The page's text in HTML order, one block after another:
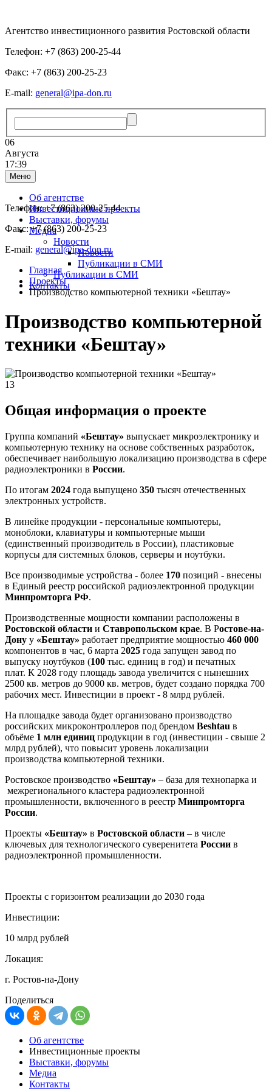
Агентство инвестиционного развития Ростовской области
Телефон: +7 (863) 200-25-44
Факс: +7 (863) 200-25-23
E-mail: general@ipa-don.ru
06
Августа
17:39
Меню
Об агентстве
Инвестиционные проекты
Выставки, форумы
Медиа
Новости
Новости
Публикации в СМИ
Публикации в СМИ
Контакты
Телефон: +7 (863) 200-25-44
Факс: +7 (863) 200-25-23
E-mail: general@ipa-don.ru
Главная
Проекты
Производство компьютерной техники «Бештау»
Производство компьютерной
техники «Бештау»
13
Общая информация о проекте
Группа компаний «Бештау» выпускает микроэлектронику и
компьютерную технику на основе собственных разработок,
обеспечивает наибольшую локализацию производства в сфере
радиоэлектроники в России.
По итогам 2024 года выпущено 350 тысяч отечественных
электронных устройств.
В линейке продукции - персональные компьютеры,
моноблоки, клавиатуры и компьютерные мыши
(единственный производитель в России), пластиковые
корпусы для системных блоков, серверы и ноутбуки.
Все производимые устройства - более 170 позиций - внесены
в Единый реестр российской радиоэлектронной продукции
Минпромторга РФ.
Производственные мощности компании расположены в
Ростовской области и Ставропольском крае. В Ростове-на-
Дону у «Бештау» работает предприятие мощностью 460 000
компонентов в час, 6 марта 2025 года запущен завод по
выпуску ноутбуков (100 тыс. единиц в год) и печатных
плат. К 2028 году площадь завода увеличится с нынешних
2500 кв. метров до 9000 кв. метров, будет создано порядка 700
рабочих мест. Инвестиции в проект - 8 млрд рублей.
На площадке завода будет организовано производство
российских микроконтроллеров под брендом Beshtau в
объёме 1 млн единиц продукции в год (инвестиции - свыше 2
млрд рублей), что повысит уровень локализации
производства компьютерной техники.
Ростовское производство «Бештау» – база для технопарка и
межрегионального кластера радиоэлектронной
промышленности, включенного в реестр Минпромторга
России.
Проекты «Бештау» в Ростовской области – в числе
ключевых для технологического суверенитета России в
радиоэлектронной промышленности.
Проекты с горизонтом реализации до 2030 года
Инвестиции:
10 млрд рублей
Локация:
г. Ростов-на-Дону
Поделиться
Об агентстве
Инвестиционные проекты
Выставки, форумы
Медиа
Контакты